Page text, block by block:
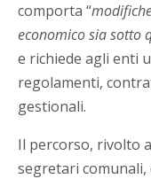
comporta “
economico sia sotto
e richiede agli enti
regolamenti,
gestionali.
Il percorso, rivolto
segretari